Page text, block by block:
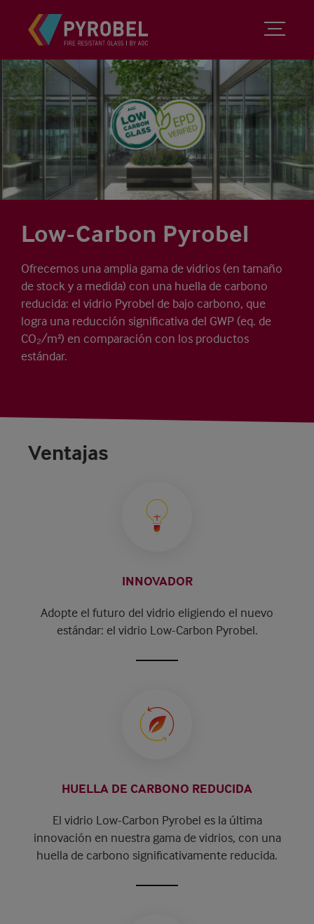
Low-Carbon Pyrobel
Ofrecemos una amplia gama de vidrios (en tamaño
de stock y a medida) con una huella de carbono
reducida: el vidrio Pyrobel de bajo carbono, que
logra una reducción significativa del GWP (eq. de
CO₂/m²) en comparación con los productos
estándar.
Ventajas
INNOVADOR
Adopte el futuro del vidrio eligiendo el nuevo
estándar: el vidrio Low-Carbon Pyrobel.
HUELLA DE CARBONO REDUCIDA
El vidrio Low-Carbon Pyrobel es la última
innovación en nuestra gama de vidrios, con una
huella de carbono significativamente reducida.